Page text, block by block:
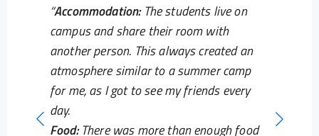
Accommodation:The students live on
campus and share their room with
another person. This always created an
atmosphere similar to a summer camp
for me, as I got to see my friends every
day.
Food:There was more than enough food